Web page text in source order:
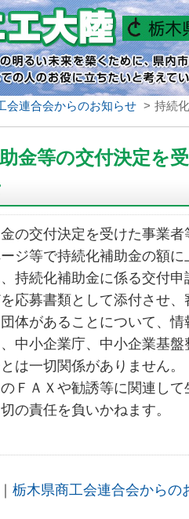
会連合会からのお知らせ > 持続
金等の交付決定を
の交付決定を受けた事業者
ジ等で持続化補助金の額
持続化補助金に係る交付
応募書類として添付させ
体があることについて、
中小企業庁、中小企業基盤
は一切関係がありません。
ＦＡＸや勧誘等に関連し
の責任を負いかねます。
栃木県商工会連合会からの